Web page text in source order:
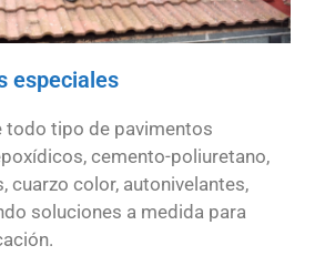
especiales
todo tipo de pavimentos
cemento-poliuretano,
cuarzo color, autonivelantes,
soluciones a medida para